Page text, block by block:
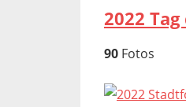
2022
90 Fotos